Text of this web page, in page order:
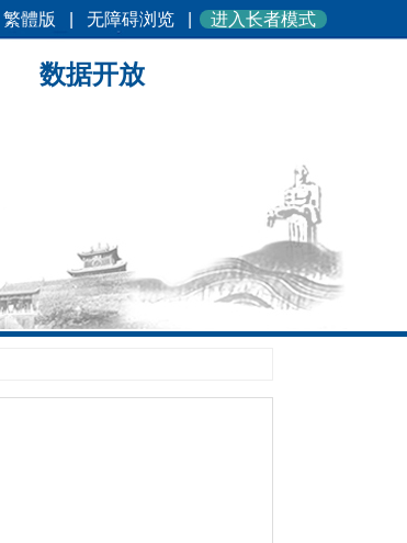
繁體版 无障碍浏览 进入长者模式
数据开放